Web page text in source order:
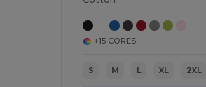
+15 CORES
S M L XL 2XL